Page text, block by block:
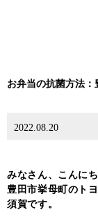
お弁当の抗菌方法
2022.08.20
みなさん、こんにち
豊田市挙母町のト
須賀です。